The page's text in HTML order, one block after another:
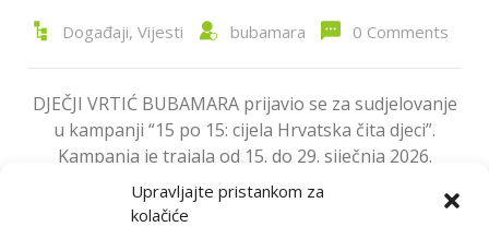
Upravljajte pristankom za
kolačiće
Događaji, Vijesti bubamara 0 Comments
DJEČJI VRTIĆ BUBAMARA prijavio se za sudjelovanje
u kampanji “15 po 15: cijela Hrvatska čita djeci”.
Kampanja je trajala od 15. do 29. siječnja 2026.
godine. Djeci smo svakodnevno čitali u vrtiću, a i
roditelji su s djecom čitali kod